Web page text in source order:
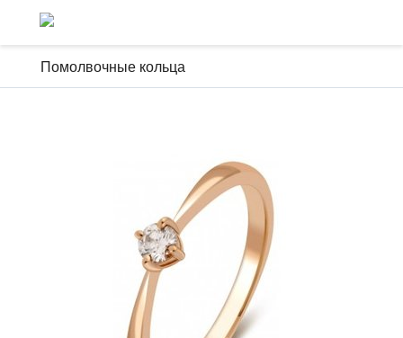
Помолвочные кольца